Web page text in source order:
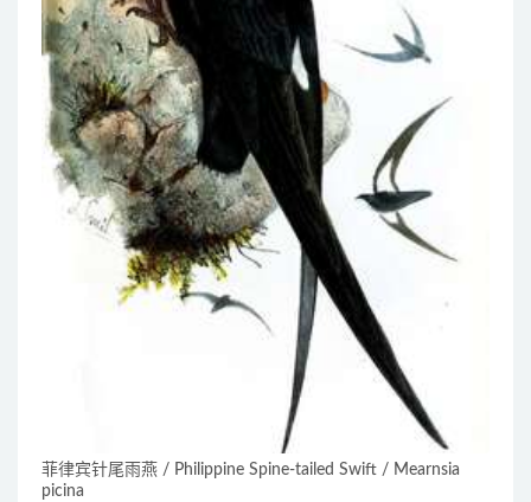
菲律宾针尾雨燕 / Philippine Spine-tailed Swift / Mearnsia
picina